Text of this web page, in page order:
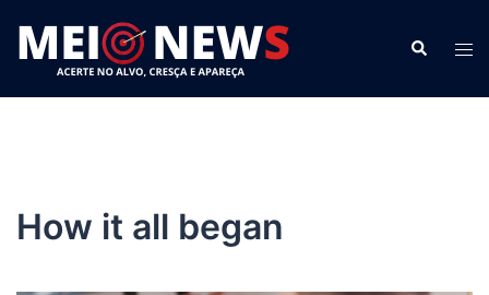
para
conteúdo
Search
How it all began